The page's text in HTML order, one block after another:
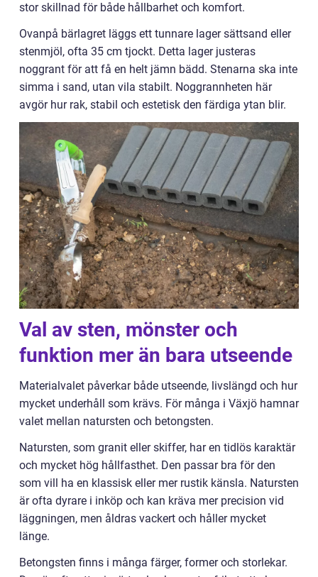
stor skillnad för både hållbarhet och komfort.
Ovanpå bärlagret läggs ett tunnare lager sättsand eller
stenmjöl, ofta 35 cm tjockt. Detta lager justeras
noggrant för att få en helt jämn bädd. Stenarna ska inte
simma i sand, utan vila stabilt. Noggrannheten här
avgör hur rak, stabil och estetisk den färdiga ytan blir.
Val av sten, mönster och
funktion mer än bara utseende
Materialvalet påverkar både utseende, livslängd och hur
mycket underhåll som krävs. För många i Växjö hamnar
valet mellan natursten och betongsten.
Natursten, som granit eller skiffer, har en tidlös karaktär
och mycket hög hållfasthet. Den passar bra för den
som vill ha en klassisk eller mer rustik känsla. Natursten
är ofta dyrare i inköp och kan kräva mer precision vid
läggningen, men åldras vackert och håller mycket
länge.
Betongsten finns i många färger, former och storlekar.